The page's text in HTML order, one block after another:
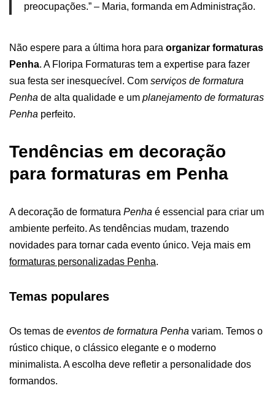
preocupações.” – Maria, formanda em Administração.
Não espere para a última hora para organizar formaturas
Penha. A Floripa Formaturas tem a expertise para fazer
sua festa ser inesquecível. Com serviços de formatura
Penha de alta qualidade e um planejamento de formaturas
Penha perfeito.
Tendências em decoração
para formaturas em Penha
Adecoração de formatura Penha é essencial para criar um
ambiente perfeito. As tendências mudam, trazendo
novidades para tornar cada evento único. Veja mais em
formaturas personalizadas Penha.
Temas populares
Os temas de eventos de formatura Penha variam. Temos o
rústico chique, o clássico elegante e o moderno
minimalista. A escolha deve refletir a personalidade dos
formandos.